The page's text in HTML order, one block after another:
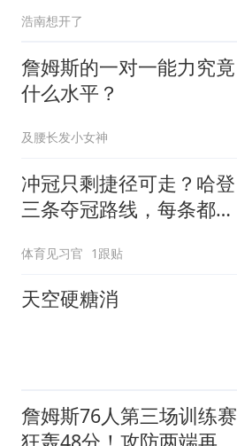
浩南想开了
詹姆斯的一对一能力究竟
什么水平？
及腰长发小女神
冲冠只剩捷径可走？哈登
三条夺冠路线，每条都简
体育见习官 1跟贴
天空硬糖消
詹姆斯76人第三场训练赛